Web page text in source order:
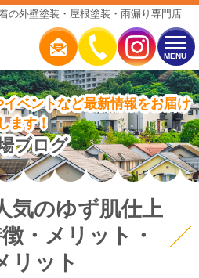
MENU
の外壁塗装・屋根塗装・雨漏り専門店
ベントなど最新情報をお届け
します！
ブログ
気のゆず肌仕上
・メリット・
リット